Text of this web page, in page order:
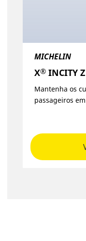
MICHELIN
X® INCITY Z /
Mantenha os
passageiros